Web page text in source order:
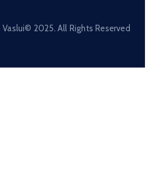
2025. All Rights Reserved